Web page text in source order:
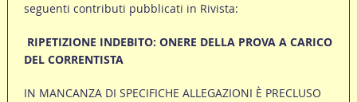
seguenti contributi pubblicati in Rivista:
RIPETIZIONE INDEBITO: ONERE DELLA PROVA A CARICO
DEL CORRENTISTA
IN MANCANZA DI SPECIFICHE ALLEGAZIONI È PRECLUSO